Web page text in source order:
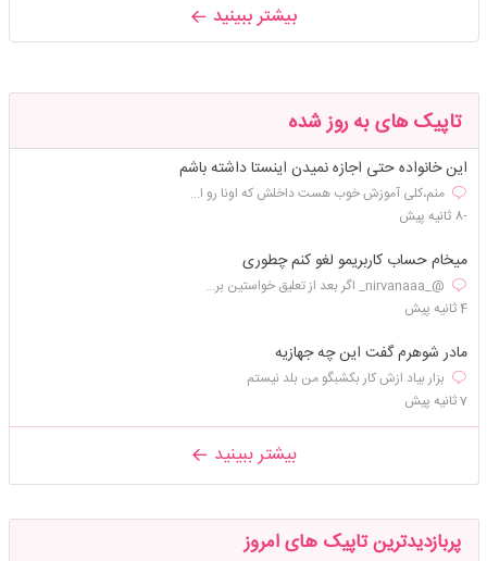
بیشتر ببینید
تاپیک های به روز شده
این خانواده حتی اجازه نمیدن اینستا داشته باشم
منم،کلی آموزش خوب هست داخلش که اونا رو ا...
-8 ثانیه پیش
میخام حساب کاربریمو لغو کنم چطوری
@_nirvanaaa_ اگر بعد از تعلیق خواستین بر...
4 ثانیه پیش
مادر شوهرم گفت این چه جهازیه
بزار بیاد ازش کار بکشبگو من بلد نیستم
7 ثانیه پیش
بیشتر ببینید
پربازدیدترین تاپیک های امروز